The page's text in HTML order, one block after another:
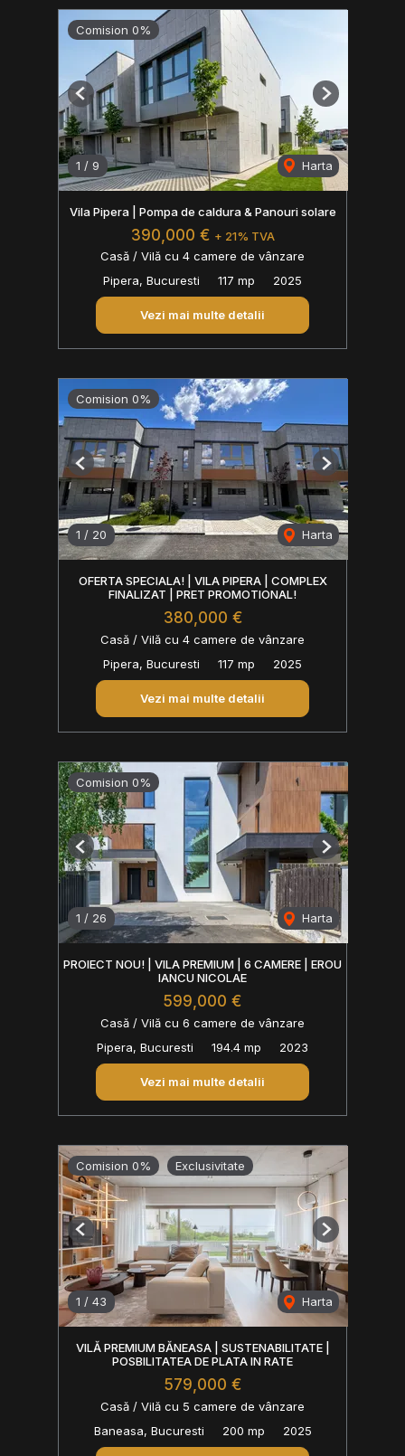
Comision 0%
1 / 9 Harta
Previous Next
Vila Pipera | Pompa de caldura & Panouri solare
390,000 € + 21% TVA
Casă / Vilă cu 4 camere de vânzare
Pipera, Bucuresti
117 mp 2025
Vezi mai multe detalii
Comision 0%
1 / 20 Harta
Previous Next
OFERTA SPECIALA! | VILA PIPERA | COMPLEX
FINALIZAT | PRET PROMOTIONAL!
380,000 €
Casă / Vilă cu 4 camere de vânzare
Pipera, Bucuresti
117 mp 2025
Vezi mai multe detalii
Comision 0%
1 / 26 Harta
Previous Next
PROIECT NOU! | VILA PREMIUM | 6 CAMERE | EROU
IANCU NICOLAE
599,000 €
Casă / Vilă cu 6 camere de vânzare
Pipera, Bucuresti
194.4 mp 2023
Vezi mai multe detalii
Comision 0% Exclusivitate
1 / 43 Harta
Previous Next
VILĂ PREMIUM BĂNEASA | SUSTENABILITATE |
POSBILITATEA DE PLATA IN RATE
579,000 €
Casă / Vilă cu 5 camere de vânzare
Baneasa, Bucuresti
200 mp 2025